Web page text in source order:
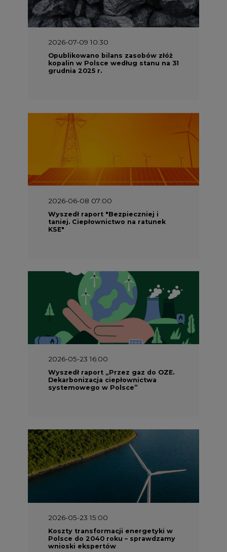
2026-07-09 10:30
Opublikowano bilans zasobów złóż
kopalin w Polsce według stanu na 31
grudnia 2025 r.
2026-06-08 07:00
Wyszedł raport "Bezpieczniej i
taniej. Ciepłownictwo na ratunek
KSE"
2026-05-23 16:00
Wyszedł raport „Przez gaz do OZE.
Dekarbonizacja ciepłownictwa
systemowego w Polsce”
2026-05-23 15:00
Koszty transformacji energetyki w
Polsce do 2040 roku – sprawdzamy
wnioski ekspertów